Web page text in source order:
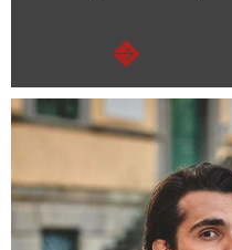
Continuer